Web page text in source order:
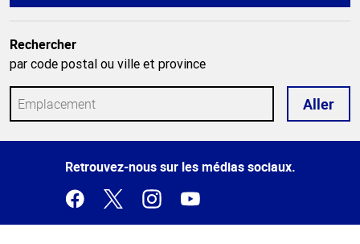
Rechercher
par code postal ou ville et province
Aller
Retrouvez-nous sur les médias sociaux.